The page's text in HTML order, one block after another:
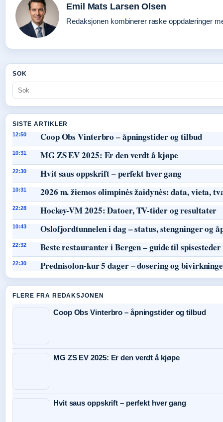
Emil Mats Larsen Olsen
Redaksjonen kombinerer raske oppdateringer
SOK
SISTE ARTIKLER
12:50 Coop Obs Vinterbro – åpningstider og tilbud
10:31 MG ZS EV 2025: Er den verdt å kjøpe
22:30 Hvit saus oppskrift – perfekt hver gang
10:31 2026 m. žiemos olimpinės žaidynės: data, vieta,
22:28 Hockey-VM 2025: Datoer, TV-tider og resultater
10:43 Oslofjordtunnelen i dag – status, stengninger og
22:32 Beste restauranter i Bergen – guide til spisesteder
22:30 Prednisolon-kur 5 dager – dosering og
FLERE FRA REDAKSJONEN
Coop Obs Vinterbro – åpningstider og tilbud
MG ZS EV 2025: Er den verdt å kjøpe
Hvit saus oppskrift – perfekt hver gang